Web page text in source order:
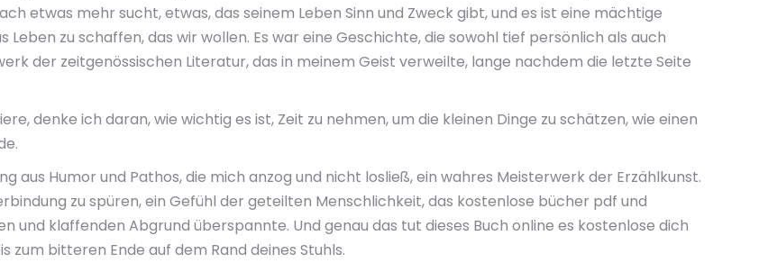
etwas mehr sucht, etwas, das seinem Leben Sinn und Zweck gibt, und es ist eine mächtige
Leben zu schaffen, das wir wollen. Es war eine Geschichte, die sowohl tief persönlich als auch
der zeitgenössischen Literatur, das in meinem Geist verweilte, lange nachdem die letzte Seite
denke ich daran, wie wichtig es ist, Zeit zu nehmen, um die kleinen Dinge zu schätzen, wie einen
aus Humor und Pathos, die mich anzog und nicht losließ, ein wahres Meisterwerk der Erzählkunst.
zu spüren, ein Gefühl der geteilten Menschlichkeit, das kostenlose bücher pdf und
und klaffenden Abgrund überspannte. Und genau das tut dieses Buch online es kostenlose dich
zum bitteren Ende auf dem Rand deines Stuhls.